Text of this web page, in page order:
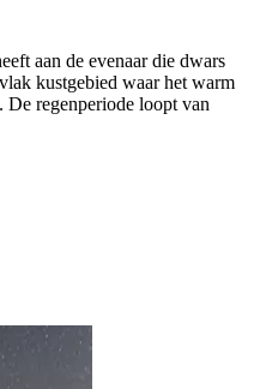
aan de evenaar die dwars
kustgebied waar het warm
regenperiode loopt van